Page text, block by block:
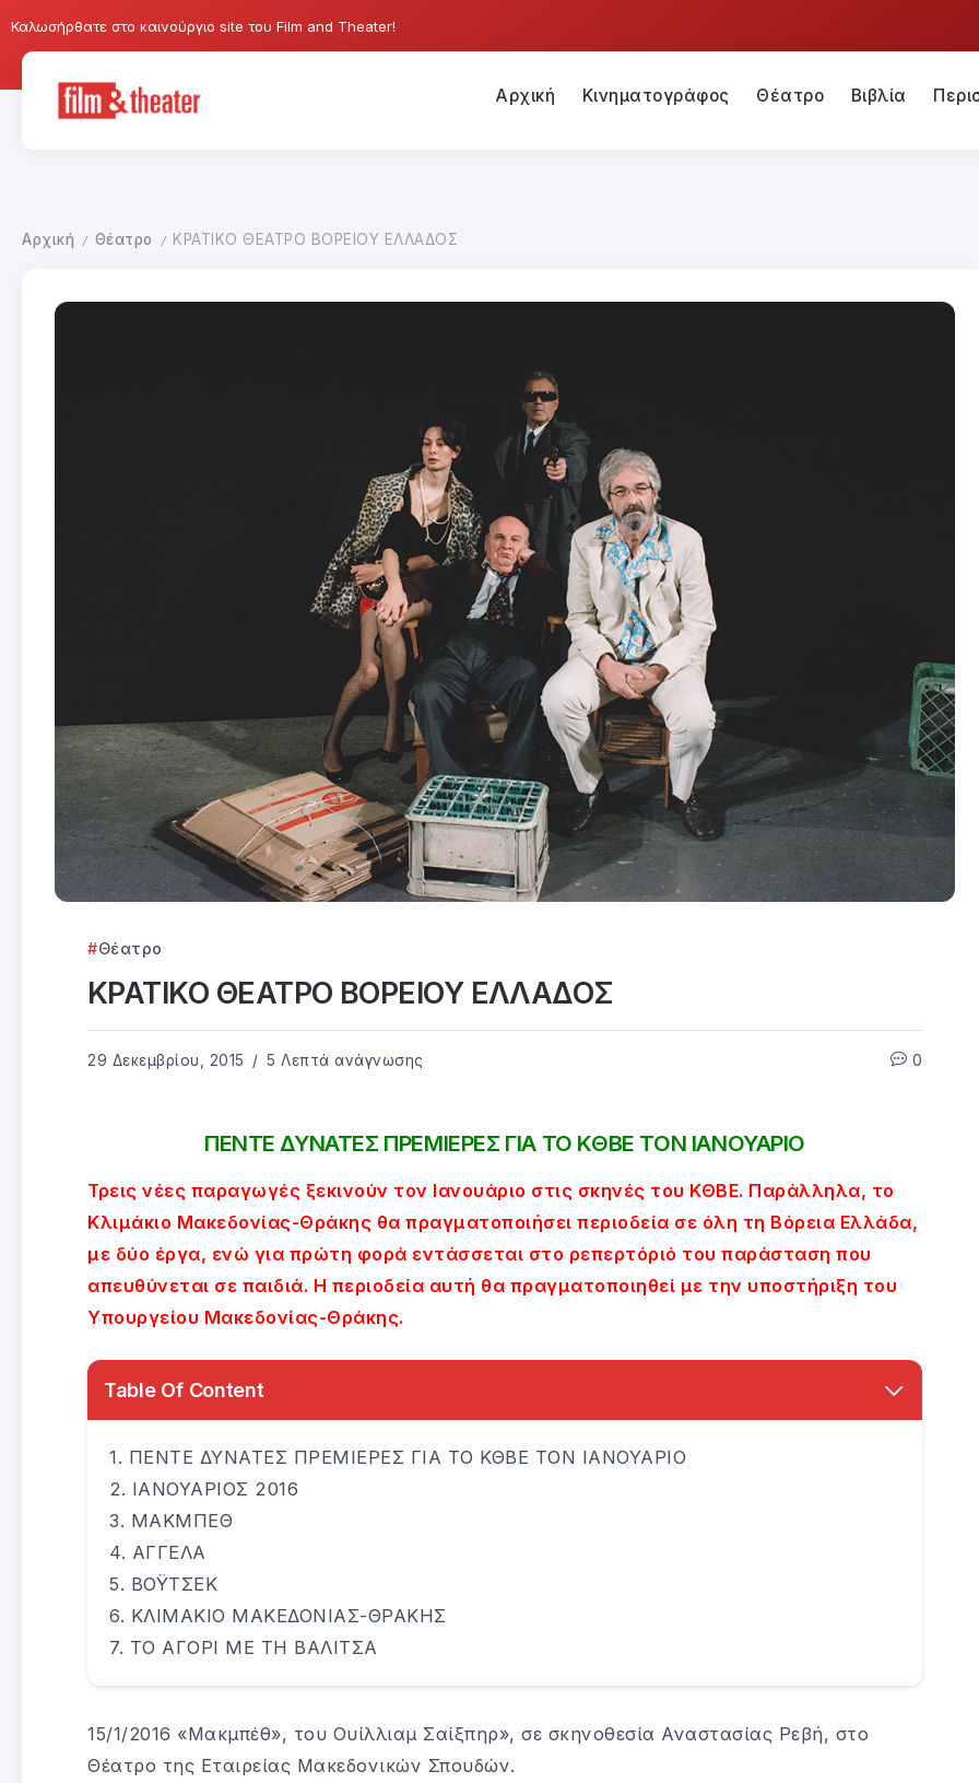
Καλωσήρθατε στο καινούργιο site του Film and Theater!
Αρχική Κινηματογράφος Θέατρο Βιβλία
Αρχική / Θέατρο / ΚΡΑΤΙΚΟ ΘΕΑΤΡΟ ΒΟΡΕΙΟΥ ΕΛΛΑΔΟΣ
Θέατρο
ΚΡΑΤΙΚΟ ΘΕΑΤΡΟ ΒΟΡΕΙΟΥ ΕΛΛΑΔΟΣ
29 Δεκεμβρίου, 2015 5 Λεπτά ανάγνωσης 0
ΠΕΝΤΕ ΔΥΝΑΤΕΣ ΠΡΕΜΙΕΡΕΣ ΓΙΑ ΤΟ ΚΘΒΕ ΤΟΝ ΙΑΝΟΥΑΡΙΟ
Τρεις νέες παραγωγές ξεκινούν τον Ιανουάριο στις σκηνές του ΚΘΒΕ. Παράλληλα, το
Κλιμάκιο Μακεδονίας-Θράκης θα πραγματοποιήσει περιοδεία σε όλη τη Βόρεια Ελλάδα,
με δύο έργα, ενώ για πρώτη φορά εντάσσεται στο ρεπερτόριό του παράσταση που
απευθύνεται σε παιδιά. Η περιοδεία αυτή θα πραγματοποιηθεί με την υποστήριξη του
Υπουργείου Μακεδονίας-Θράκης.
Table Of Content
ΠΕΝΤΕ ΔΥΝΑΤΕΣ ΠΡΕΜΙΕΡΕΣ ΓΙΑ ΤΟ ΚΘΒΕ ΤΟΝ ΙΑΝΟΥΑΡΙΟ
ΙΑΝΟΥΑΡΙΟΣ 2016
ΜΑΚΜΠΕΘ
ΑΓΓΕΛΑ
ΒΟΫΤΣΕΚ
ΚΛΙΜΑΚΙΟ ΜΑΚΕΔΟΝΙΑΣ-ΘΡΑΚΗΣ
ΤΟ ΑΓΟΡΙ ΜΕ ΤΗ ΒΑΛΙΤΣΑ
15/1/2016 «Μακμπέθ», του Ουίλλιαμ Σαίξπηρ», σε σκηνοθεσία Αναστασίας Ρεβή, στο
Θέατρο της Εταιρείας Μακεδονικών Σπουδών.